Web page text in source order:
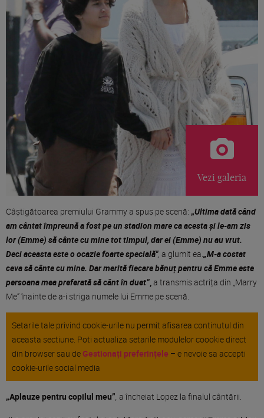
Vezi galeria
Câștigătoarea premiului Grammy a spus pe scenă: „Ultima dată când
am cântat împreună a fost pe un stadion mare ca acesta și le-am zis
lor (Emme) să cânte cu mine tot timpul, dar ei (Emme) nu au vrut.
Deci aceasta este o ocazie foarte specială", a glumit ea.„M-a costat
ceva să cânte cu mine. Dar merită fiecare bănuț pentru că Emme este
persoana mea preferată să cânt în duet”,a transmis actrița din „Marry
Me” înainte de a-i striga numele lui Emme pe scenă.
Setarile tale privind cookie-urile nu permit afisarea continutul din
aceasta sectiune. Poti actualiza setarile modulelor coookie direct
din browser sau de Gestionați preferințele – e nevoie sa accepti
cookie-urile social media
„Aplauze pentru copilul meu”, a încheiat Lopez la finalul cântării.